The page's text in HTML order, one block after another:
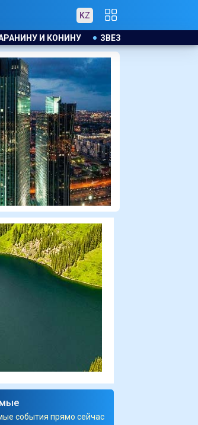
KZ
СНИМЕТСЯ В ТЮРЕМНОМ ТРИЛЛЕРЕ
события прямо сейчас